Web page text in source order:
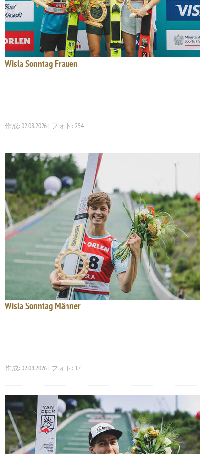
Wisla Sonntag Frauen
作成: 02.08.2026 | フォト: 254
Wisla Sonntag Männer
作成: 02.08.2026 | フォト: 17